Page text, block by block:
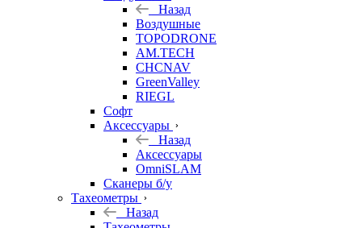
Назад
Воздушные
TOPODRONE
AM.TECH
CHCNAV
GreenValley
RIEGL
Софт
Аксессуары
Назад
Аксессуары
OmniSLAM
Сканеры б/у
Тахеометры
Назад